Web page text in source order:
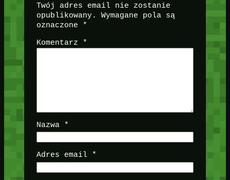
Twój adres email nie zostanie
opublikowany.
Wymagane pola są
oznaczone
*
Komentarz *
Nazwa *
Adres email *